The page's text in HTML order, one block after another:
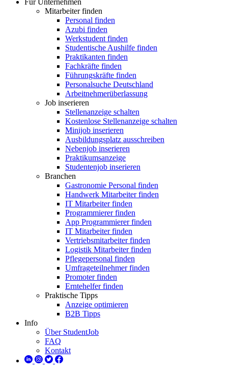
Für Unternehmen
Mitarbeiter finden
Personal finden
Azubi finden
Werkstudent finden
Studentische Aushilfe finden
Praktikanten finden
Fachkräfte finden
Führungskräfte finden
Personalsuche Deutschland
Arbeitnehmerüberlassung
Job inserieren
Stellenanzeige schalten
Kostenlose Stellenanzeige schalten
Minijob inserieren
Ausbildungsplatz ausschreiben
Nebenjob inserieren
Praktikumsanzeige
Studentenjob inserieren
Branchen
Gastronomie Personal finden
Handwerk Mitarbeiter finden
IT Mitarbeiter finden
Programmierer finden
App Programmierer finden
IT Mitarbeiter finden
Vertriebsmitarbeiter finden
Logistik Mitarbeiter finden
Pflegepersonal finden
Umfrageteilnehmer finden
Promoter finden
Erntehelfer finden
Praktische Tipps
Anzeige optimieren
B2B Tipps
Info
Über StudentJob
FAQ
Kontakt